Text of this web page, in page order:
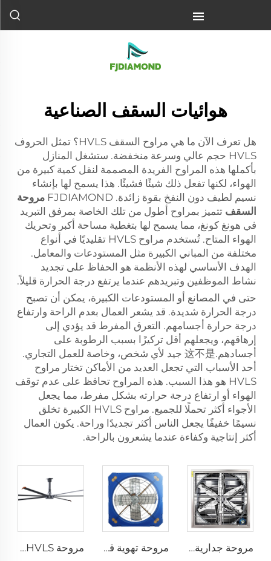
هوائيات السقف الصناعية
هل تعرف الآن ما هي مراوح السقف HVLS؟ تمثل الحروف
HVLS حجم عالي وسرعة منخفضة. ستشغل المنازل
بأكملها هذه المراوح الفريدة المصممة لنقل كمية كبيرة من
الهواء، لكنها تفعل ذلك شيئًا فشيئًا. هذا يسمح لها بإنشاء
نسيم لطيف دون النفخ بقوة زائدة. FJDIAMOND
مروحة
السقف تتميز بمراوح أطول من تلك الخاصة بمرفق التبريد
في هونغ كونغ، مما يسمح لها بتغطية مساحة أكبر وتحريك
الهواء المتاح. تُستخدم مراوح HVLS تقليديًا في أنواع
مختلفة من المباني الكبيرة مثل المستودعات والمعامل.
الهدف الأساسي لهذه الأنظمة هو الحفاظ على تجديد
نشاط الموظفين وتبريدهم عندما يرتفع درجة الحرارة قليلاً.
حتى في المصانع أو المستودعات الكبيرة، يمكن أن تصبح
درجة الحرارة شديدة. قد يشعر العمال بعدم الراحة وارتفاع
درجة حرارة أجسامهم. التعرق المفرط قد يؤدي إلى
إرهاقهم، ويجعلهم أقل تركيزًا بسبب الرطوبة على
أجسادهم.这不是 جيد لأي شخص، وخاصة للعمل التجاري.
أحد الأسباب التي تجعل العديد من الأماكن تختار مراوح
HVLS هو هذا السبب. هذه المراوح تحافظ على عدم توقف
الهواء أو ارتفاع درجة حرارته بشكل مفرط، مما يجعل
الأجواء أكثر تحملًا للجميع. مراوح HVLS الكبيرة تخلق
نسيمًا خفيفًا يجعل الناس أكثر تجديدًا وراحة. يكون العمال
أكثر إنتاجية وكفاءة عندما يشعرون بالراحة.
مروحة جدارية صناعية مقاس 1530 مم للحظائر المغلفة بالزنك والمصنوعة من الفولاذ المقاوم للصدأ مروحة تهوية قطرها 1.2 متر لمزرعة الأبقار مروحة استنزاف خضراء لمزرعة الأبقار مروحة استنزاف الحليب مروحة HVLS بطول 24 قدمًا (7.3 متر) كبيرة الحجم، مروحة سقف صناعية كهربائية لمزارع الأبقار والمستودعات